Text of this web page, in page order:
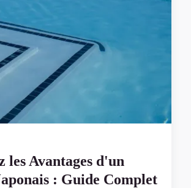
les Avantages d'un
: Guide Complet